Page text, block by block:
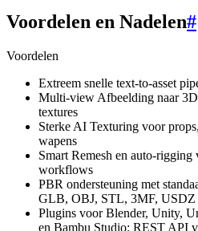
Voordelen en Nadelen#
Voordelen
Extreem snelle text-to-asset
Multi-view Afbeelding naar 3D
textures
Sterke AI Texturing voor
wapens
Smart Remesh en auto-rigging
workflows
PBR ondersteuning met
GLB, OBJ, STL, 3MF,
Plugins voor Blender, Unity,
en Bambu Studio; REST API